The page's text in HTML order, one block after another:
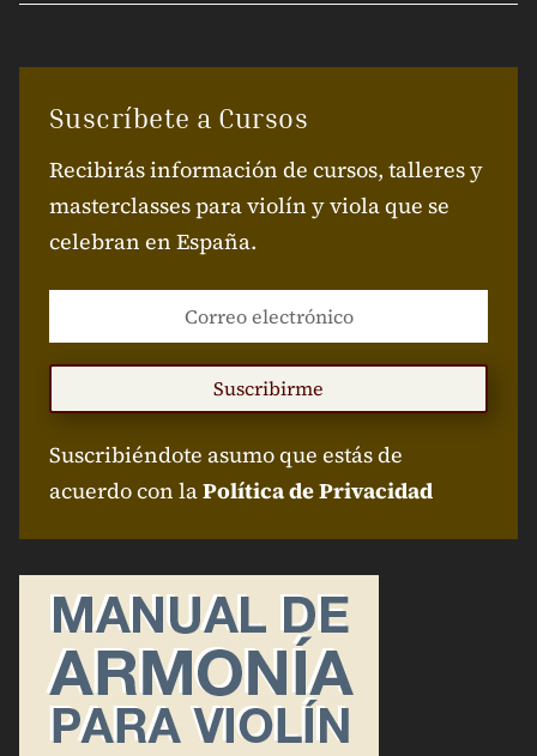
Suscríbete a Cursos
Recibirás información de cursos, talleres y
masterclasses para violín y viola que se
celebran en España.
Suscribirme
Suscribiéndote asumo que estás de
acuerdo con laPolítica de Privacidad